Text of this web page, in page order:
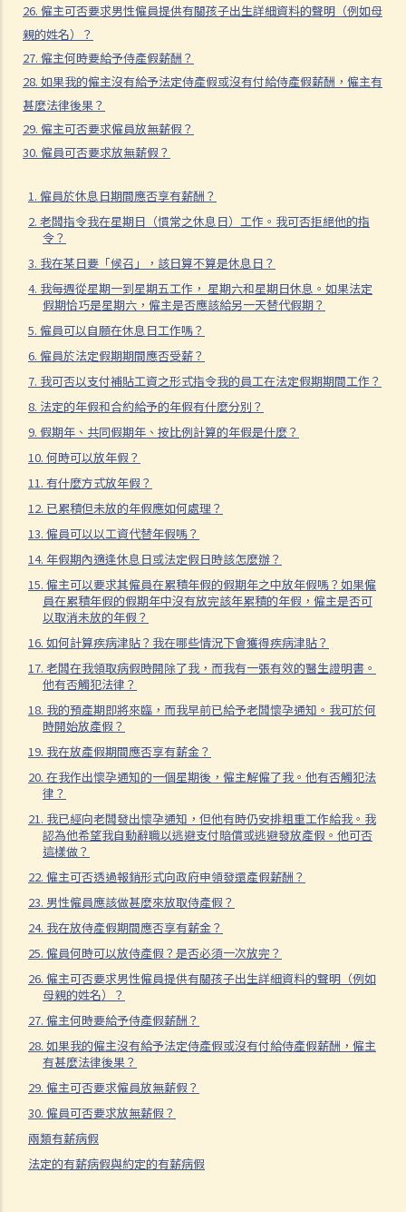
26. 僱主可否要求男性僱員提供有關孩子出生詳細資料的聲明（例如母
親的姓名）？
27. 僱主何時要給予侍產假薪酬？
28. 如果我的僱主沒有給予法定侍產假或沒有付給侍產假薪酬，僱主有
甚麼法律後果？
29. 僱主可否要求僱員放無薪假？
30. 僱員可否要求放無薪假？
1. 僱員於休息日期間應否享有薪酬？
2. 老闆指令我在星期日（慣常之休息日）工作。我可否拒絕他的指
令？
3. 我在某日要「候召」，該日算不算是休息日？
4. 我每週從星期一到星期五工作， 星期六和星期日休息。如果法定
假期恰巧是星期六，僱主是否應該給另一天替代假期？
5. 僱員可以自願在休息日工作嗎？
6. 僱員於法定假期期間應否受薪？
7. 我可否以支付補貼工資之形式指令我的員工在法定假期期間工作？
8. 法定的年假和合約給予的年假有什麼分別？
9. 假期年、共同假期年、按比例計算的年假是什麼？
10. 何時可以放年假？
11. 有什麼方式放年假？
12. 已累積但未放的年假應如何處理？
13. 僱員可以以工資代替年假嗎？
14. 年假期內適逢休息日或法定假日時該怎麼辦？
15. 僱主可以要求其僱員在累積年假的假期年之中放年假嗎？如果僱
員在累積年假的假期年中沒有放完該年累積的年假，僱主是否可
以取消未放的年假？
16. 如何計算疾病津貼？我在哪些情況下會獲得疾病津貼？
17. 老闆在我領取病假時開除了我，而我有一張有效的醫生證明書。
他有否觸犯法律？
18. 我的預產期即將來臨，而我早前已給予老闆懷孕通知。我可於何
時開始放產假？
19. 我在放產假期間應否享有薪金？
20. 在我作出懷孕通知的一個星期後，僱主解僱了我。他有否觸犯法
律？
21. 我已經向老闆發出懷孕通知，但他有時仍安排粗重工作給我。我
認為他希望我自動辭職以逃避支付賠償或逃避發放產假。他可否
這樣做？
22. 僱主可否透過報銷形式向政府申領發還產假薪酬？
23. 男性僱員應該做甚麼來放取侍產假？
24. 我在放侍產假期間應否享有薪金？
25. 僱員何時可以放侍產假？是否必須一次放完？
26. 僱主可否要求男性僱員提供有關孩子出生詳細資料的聲明（例如
母親的姓名）？
27. 僱主何時要給予侍產假薪酬？
28. 如果我的僱主沒有給予法定侍產假或沒有付給侍產假薪酬，僱主
有甚麼法律後果？
29. 僱主可否要求僱員放無薪假？
30. 僱員可否要求放無薪假？
兩類有薪病假
法定的有薪病假與約定的有薪病假
A. 因工受傷以及有關補償
1. 賠償責任
1. 怎樣才算是因工及在僱用期間遭遇意外（簡稱工傷意外）？
2. 在甚麼情況下，僱主不需要為其僱員的工傷負上賠償責任？
3. 在甚麼情況下，僱主亦需要為其僱員在工作地方以外（或香港境外）
之受傷負上賠償責任？
2. 賠償項目
5. 我的丈夫在工作時因意外而死亡，我或我的家人可獲哪些賠償？
6. 我在工作時因遇到意外而受傷及導致傷殘，我或我的家人可獲哪些賠
償？
7. 除上述的賠償外，我可否就工傷而獲得其他賠償（例如醫藥費）？
3. 工傷或有關意外之報告
4. 其他有關工傷的事項
10. 如何安排支付工傷賠償？
11. 若然我不能與僱主和平地解決工傷賠償問題，將案件呈交法院的時
限是多久？
12. 僱主是否必須為所有僱員購買工傷補償保險？
13. 若然我對條例所給予的補償感到不滿，或者我認為僱主忽略了應有
的安全措施，我可否進一步提出申索？
14. 作爲一個員工，我有權利因工作壓力獲得補償嗎？
其他主要之僱傭及勞工法例
A. 職業安全及健康條例
1. 在合理地切實可行範圍內確保所有在工作中的僱員的安全及健康是甚
麼意思?
2. 僱主不遵守規定的例子有哪些？
3. 僱主不遵守規定的相關刑罰是甚麼？
2. 處所佔用人的責任
1. 「佔用人」及「處所」的定義是甚麼？
2. 佔用人不遵守規定的例子有哪些？
3. 佔用人不遵守規定的相關刑罰是甚麼？
1. 僱員不遵守規定的例子有哪些？
2. 僱員不遵守規定的相關刑罰是甚麼？
4. 發生工作地點意外或危險事故時的責任
5. 遵從敦促改善通知書及暫時停工通知書的責任
B. 工廠及工業經營條例
1. 東主的責任
2. 工業經營受僱人員的責任
3. 應呈報工場及禁止通知書